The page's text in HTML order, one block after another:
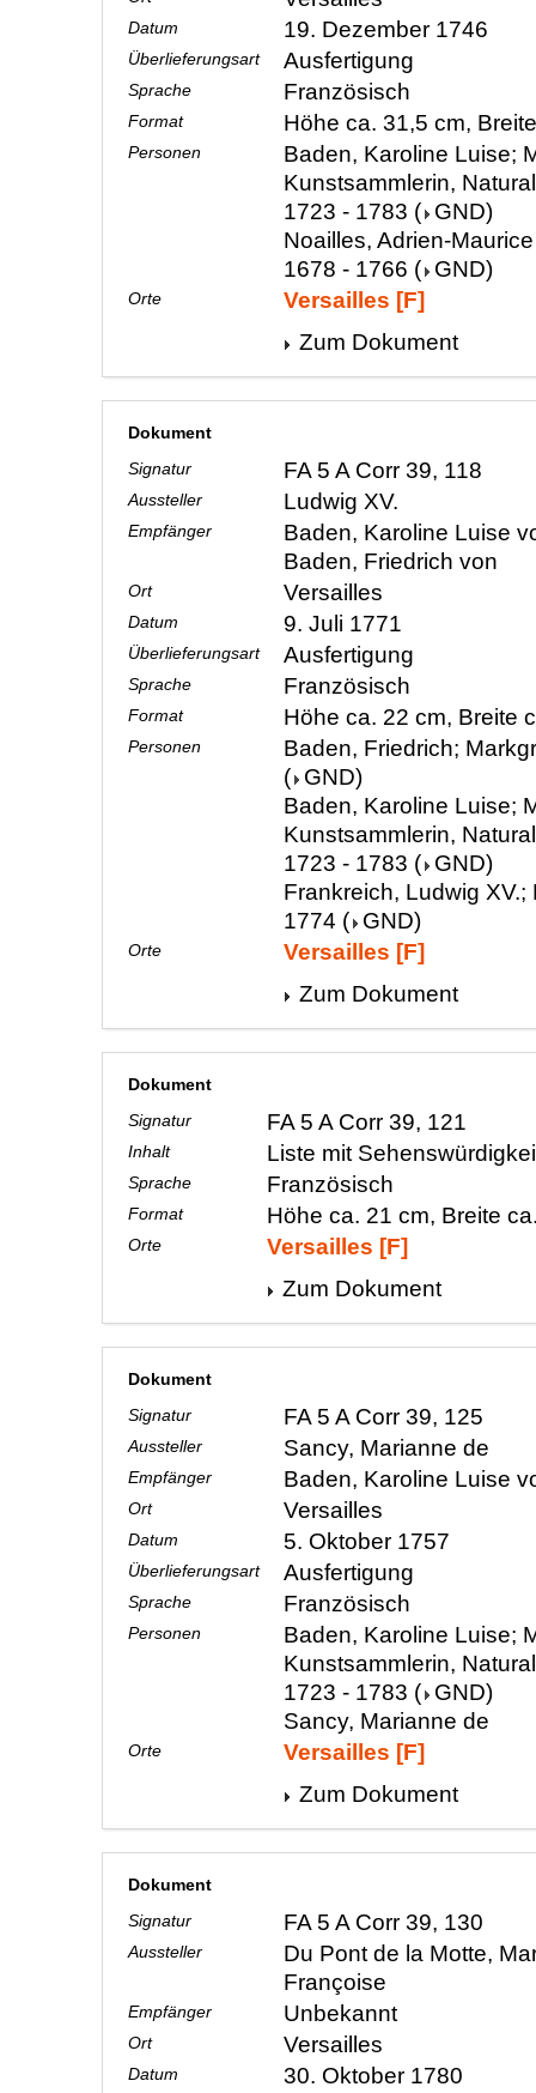
Datum 19. Dezember 1746
Überlieferungsart Ausfertigung
Sprache Französisch
Format Höhe ca. 31,5 cm,
Personen
Baden, Karoline Luise;
Kunstsammlerin,
1723 - 1783 ( GND)
Noailles, Adrien-
1678 - 1766 ( GND)
Orte
Versailles [F]
Zum Dokument
Dokument
Signatur
FA 5 A Corr 39, 118
Aussteller Ludwig XV.
Empfänger
Baden, Karoline Luise
Baden, Friedrich von
Ort Versailles
Datum 9. Juli 1771
Überlieferungsart Ausfertigung
Sprache Französisch
Format Höhe ca. 22 cm, Breite
Personen
Baden, Friedrich;
( GND)
Baden, Karoline Luise;
Kunstsammlerin,
1723 - 1783 ( GND)
Frankreich, Ludwig XV.;
1774 ( GND)
Orte
Versailles [F]
Zum Dokument
Dokument
Signatur
FA 5 A Corr 39, 121
Inhalt Liste mit
Sprache Französisch
Format Höhe ca. 21 cm, Breite
Orte
Versailles [F]
Zum Dokument
Dokument
Signatur
FA 5 A Corr 39, 125
Aussteller Sancy, Marianne de
Empfänger Baden, Karoline Luise
Ort Versailles
Datum 5. Oktober 1757
Überlieferungsart Ausfertigung
Sprache Französisch
Personen
Baden, Karoline Luise;
Kunstsammlerin,
1723 - 1783 ( GND)
Sancy, Marianne de
Orte
Versailles [F]
Zum Dokument
Dokument
Signatur
FA 5 A Corr 39, 130
Aussteller
Du Pont de la Motte,
Françoise
Empfänger Unbekannt
Ort Versailles
Datum 30. Oktober 1780